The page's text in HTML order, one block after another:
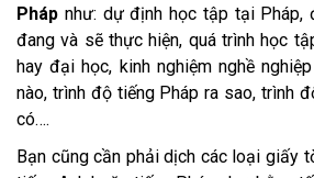
Pháp như: dự định học tập tại Pháp,
đang và sẽ thực hiện, quá trình học
hay đại học, kinh nghiệm nghề
nào, trình độ tiếng Pháp ra sao, trình
có….
Bạn cũng cần phải dịch các loại giấy